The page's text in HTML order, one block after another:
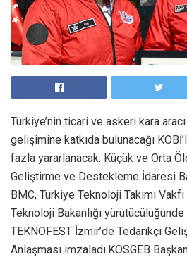
Türkiye’nin ticari ve askeri kara
gelişimine katkıda bulunacağı
fazla yararlanacak. Küçük ve Orta
Geliştirme ve Destekleme İdaresi
BMC, Türkiye Teknoloji Takımı
Teknoloji Bakanlığı
TEKNOFEST İzmir’de Tedarikçi
Anlaşması imzaladı.KOSGEB